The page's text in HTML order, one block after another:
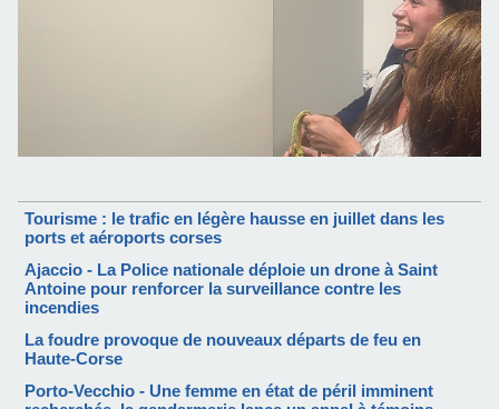
Tourisme : le trafic en légère hausse en juillet dans les
ports et aéroports corses
Ajaccio - La Police nationale déploie un drone à Saint
Antoine pour renforcer la surveillance contre les
incendies
La foudre provoque de nouveaux départs de feu en
Haute-Corse
Porto-Vecchio - Une femme en état de péril imminent